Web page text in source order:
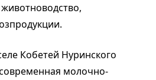
Кобетей Нуринского
молочно-